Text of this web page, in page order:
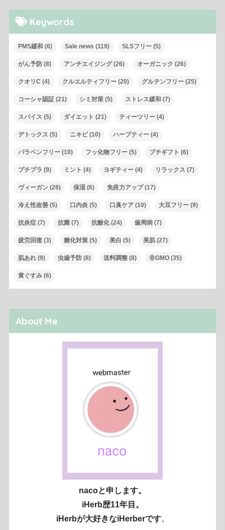
Keywords
PMS緩和 (6) Sale news (119) SLSフリー(5)
がん予防(8) アンチエイジング(26) オーガニック (26)
クオリC (4) クルエルティフリー(20) グルテンフリー(25)
コーシャ認証(21) シミ対策(5) ストレス緩和 (7)
スパイス (5) ダイエット (21) ティーツリー(4)
デトックス (5) ニキビ(10) ハーブティー(4)
パラベンフリー(10) フッ化物フリー(5) プチギフト (6)
プチプラ (9) ミント (4) ヨギティー(4) リラックス (7)
ヴィーガン(28) 保湿(6) 免疫力アップ(17)
冷え性改善(5) 口内炎(5) 口臭ケア(10) 大豆フリー(9)
抗炎症(7) 抗菌(7) 抗酸化(24) 歯周病(7)
疲労回復(3) 糖化対策(5) 美白 (5) 美肌(27)
肌あれ(9) 虫歯予防(8) 送料調整(8) 非GMO(35)
黄ぐすみ(6)
About Me
nacoと申します。
iHerb歴11年目。
iHerbが大好きなiHerberです。